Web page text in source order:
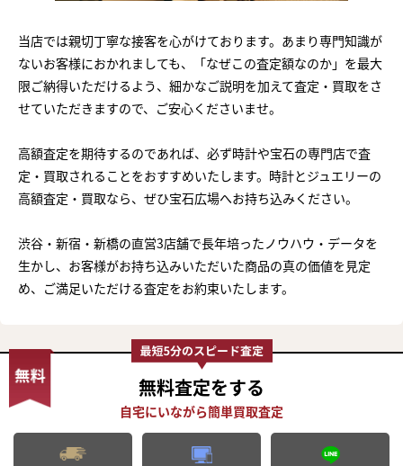
当店では親切丁寧な接客を心がけております。あまり専門知識が
ないお客様におかれましても、「なぜこの査定額なのか」を最大
限ご納得いただけるよう、細かなご説明を加えて査定・買取をさ
せていただきますので、ご安心くださいませ。
高額査定を期待するのであれば、必ず時計や宝石の専門店で査
定・買取されることをおすすめいたします。時計とジュエリーの
高額査定・買取なら、ぜひ宝石広場へお持ち込みください。
渋谷・新宿・新橋の直営3店舗で長年培ったノウハウ・データを
生かし、お客様がお持ち込みいただいた商品の真の価値を見定
め、ご満足いただける査定をお約束いたします。
無料査定をする